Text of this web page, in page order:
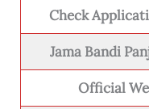
Check
Jama Bandi
Official